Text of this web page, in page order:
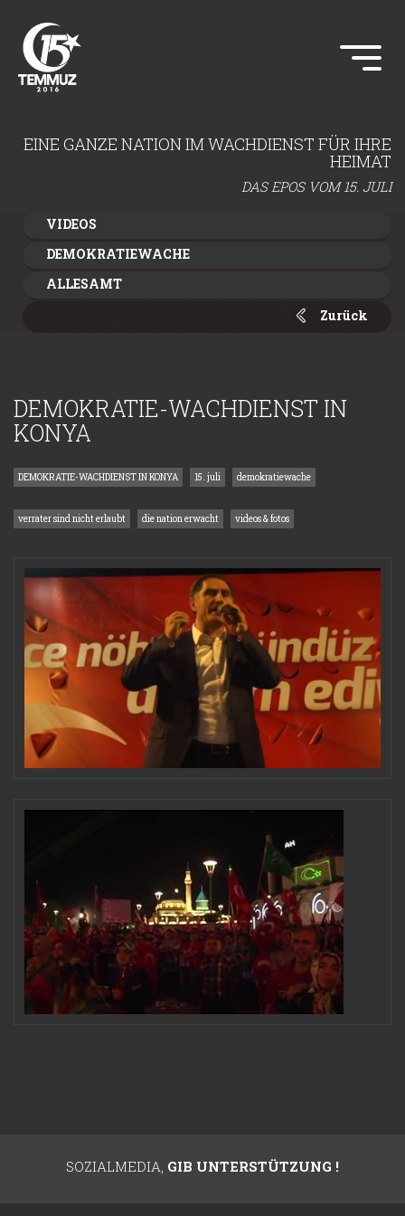
EINE GANZE NATION IM WACHDIENST FÜR IHRE
HEIMAT
DAS EPOS VOM 15. JULI
VIDEOS
DEMOKRATIEWACHE
ALLESAMT
Zurück
DEMOKRATIE-WACHDIENST IN
KONYA
DEMOKRATIE-WACHDIENST IN KONYA 15. juli demokratiewache
verrater sind nicht erlaubt die nation erwacht videos & fotos
SOZIALMEDIA, GIB UNTERSTÜTZUNG !